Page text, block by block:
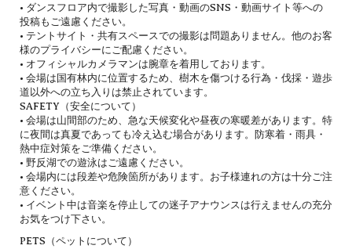
• ダンスフロア内で撮影した写真・動画のSNS・動画サイト等への
投稿もご遠慮ください。
• テントサイト・共有スペースでの撮影は問題ありません。他のお客
様のプライバシーにご配慮ください。
• オフィシャルカメラマンは腕章を着用しております。
• 会場は国有林内に位置するため、樹木を傷つける行為・伐採・遊歩
道以外への立ち入りは禁止されています。
SAFETY（安全について）
• 会場は山間部のため、急な天候変化や昼夜の寒暖差があります。特
に夜間は真夏であっても冷え込む場合があります。防寒着・雨具・
熱中症対策をご準備ください。
• 野反湖での遊泳はご遠慮ください。
• 会場内には段差や危険箇所があります。お子様連れの方は十分ご注
意ください。
• イベント中は音楽を停止しての迷子アナウンスは行えませんの充分
お気をつけ下さい。
PETS（ペットについて）